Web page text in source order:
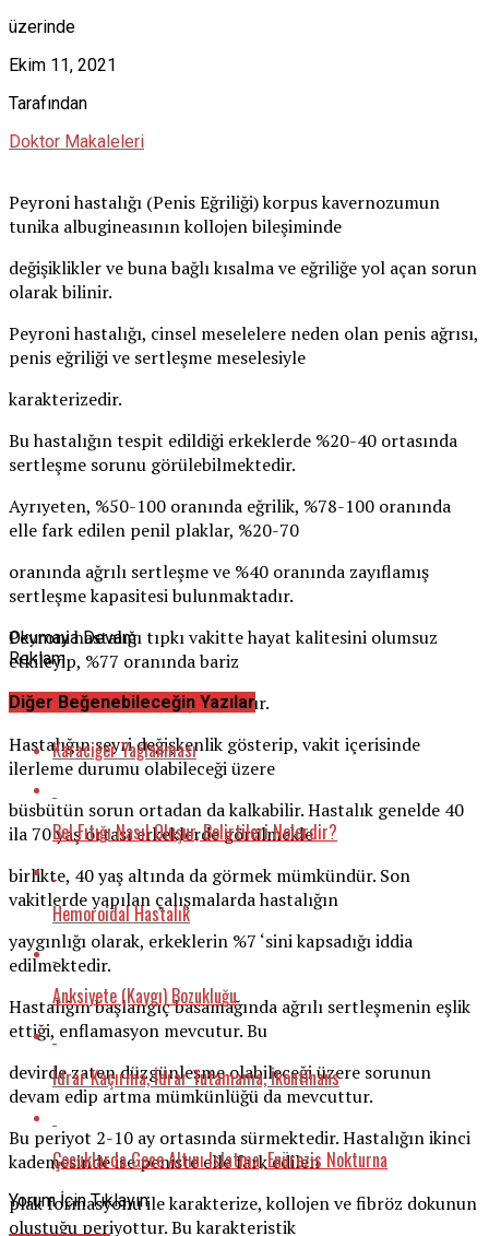
üzerinde
Ekim 11, 2021
Tarafından
Doktor Makaleleri
Peyroni hastalığı (Penis Eğriliği) korpus kavernozumun
tunika albugineasının kollojen bileşiminde
değişiklikler ve buna bağlı kısalma ve eğriliğe yol açan sorun
olarak bilinir.
Peyroni hastalığı, cinsel meselelere neden olan penis ağrısı,
penis eğriliği ve sertleşme meselesiyle
karakterizedir.
Bu hastalığın tespit edildiği erkeklerde %20-40 ortasında
sertleşme sorunu görülebilmektedir.
Ayrıyeten, %50-100 oranında eğrilik, %78-100 oranında
elle fark edilen penil plaklar, %20-70
oranında ağrılı sertleşme ve %40 oranında zayıflamış
sertleşme kapasitesi bulunmaktadır.
Peyroni hastalığı tıpkı vakitte hayat kalitesini olumsuz
etkileyip, %77 oranında bariz
ruhsal sıkıntılara yol açmaktadır.
Hastalığın seyri değişkenlik gösterip, vakit içerisinde
ilerleme durumu olabileceği üzere
büsbütün sorun ortadan da kalkabilir. Hastalık genelde 40
ila 70 yaş ortası erkeklerde görülmekle
birlikte, 40 yaş altında da görmek mümkündür. Son
vakitlerde yapılan çalışmalarda hastalığın
yaygınlığı olarak, erkeklerin %7 ‘sini kapsadığı iddia
edilmektedir.
Hastalığın başlangıç basamağında ağrılı sertleşmenin eşlik
ettiği, enflamasyon mevcutur. Bu
devirde zaten düzgünleşme olabileceği üzere sorunun
devam edip artma mümkünlüğü da mevcuttur.
Bu periyot 2-10 ay ortasında sürmektedir. Hastalığın ikinci
kademesinde ise peniste elle fark edilen
plak formasyonu ile karakterize, kollojen ve fibröz dokunun
oluştuğu periyottur. Bu karakteristik
Okumaya Devam
Reklam
Diğer Beğenebileceğin Yazılar
Karaciğer Yağlanması
Bel Fıtığı Nasıl Oluşur, Belirtileri Nelerdir?
Hemoroidal Hastalık
Anksiyete (Kaygı) Bozukluğu
İdrar Kaçırma, İdrar Tutamama, İkontinans
Çocuklarda Gece Altını Islatma, Enürezis Nokturna
Yorum İçin Tıklayın